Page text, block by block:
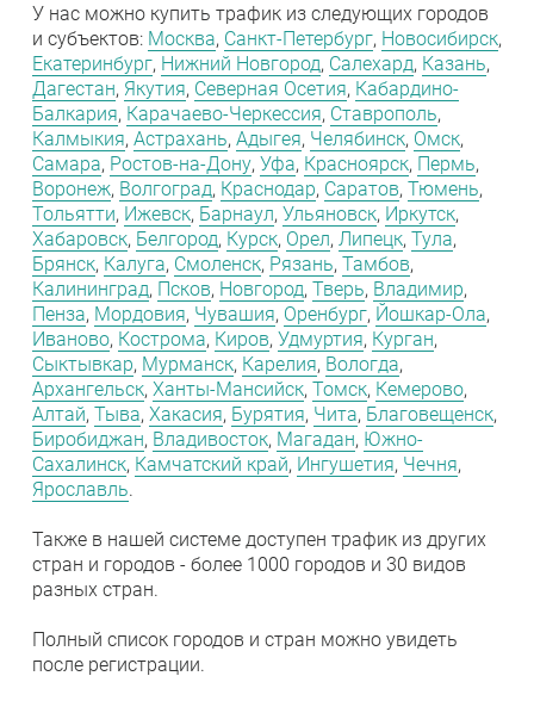
У нас можно купить трафик из следующих городов
и субъектов: Москва, Санкт-Петербург, Новосибирск,
Екатеринбург, Нижний Новгород, Салехард, Казань,
Дагестан, Якутия, Северная Осетия, Кабардино-
Балкария, Карачаево-Черкессия, Ставрополь,
Калмыкия, Астрахань, Адыгея, Челябинск, Омск,
Самара, Ростов-на-Дону, Уфа, Красноярск, Пермь,
Воронеж, Волгоград, Краснодар, Саратов, Тюмень,
Тольятти, Ижевск, Барнаул, Ульяновск, Иркутск,
Хабаровск, Белгород, Курск, Орел, Липецк, Тула,
Брянск, Калуга, Смоленск, Рязань, Тамбов,
Калининград, Псков, Новгород, Тверь, Владимир,
Пенза, Мордовия, Чувашия, Оренбург, Йошкар-Ола,
Иваново, Кострома, Киров, Удмуртия, Курган,
Сыктывкар, Мурманск, Карелия, Вологда,
Архангельск, Ханты-Мансийск, Томск, Кемерово,
Алтай, Тыва, Хакасия, Бурятия, Чита, Благовещенск,
Биробиджан, Владивосток, Магадан, Южно-
Сахалинск, Камчатский край, Ингушетия, Чечня,
Ярославль.
Также в нашей системе доступен трафик из других
стран и городов - более 1000 городов и 30 видов
разных стран.
Полный список городов и стран можно увидеть
после регистрации.